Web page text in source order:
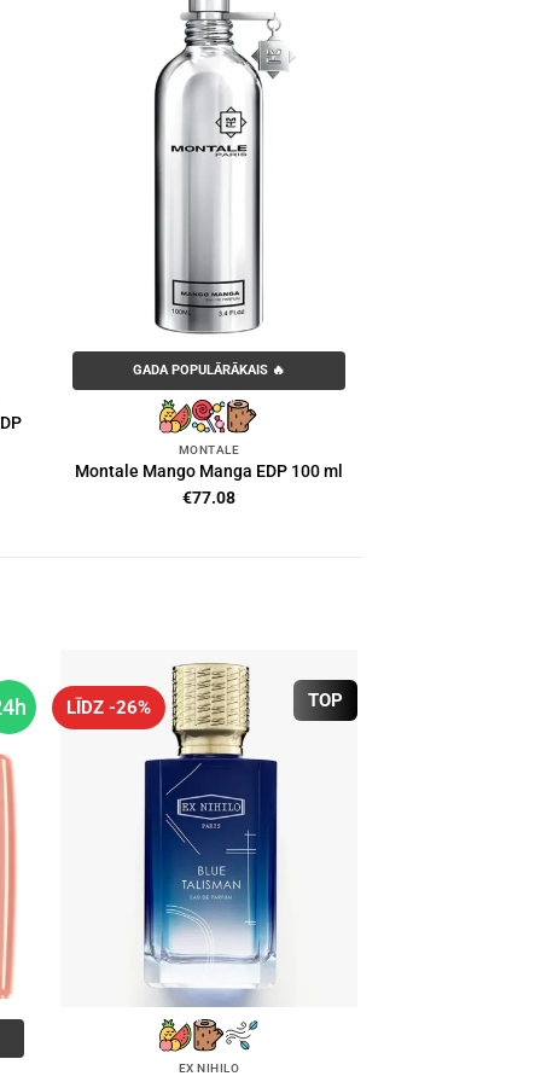
GADA POPULĀRĀKAIS 🔥
MONTALE
Montale Mango Manga EDP 100 ml
€77.08
TOP
LĪDZ -26%
EX NIHILO